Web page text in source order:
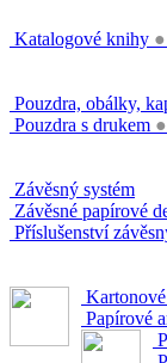
Katalogové knihy ●
Pouzdra, obálky,
Pouzdra s drukem ●
Závěsný systém
Závěsné papírové
Příslušenství
Papírové